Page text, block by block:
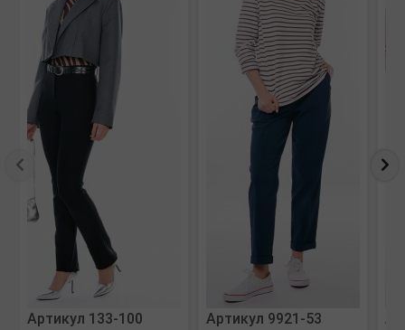
Артикул 133-100
Артикул 9921-53